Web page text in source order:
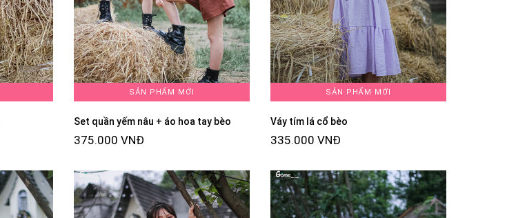
SẢN PHẨM MỚI
Set quần yếm nâu + áo hoa tay bèo
375.000 VNĐ
SẢN PHẨM MỚI
Váy tím lá cổ bèo
335.000 VNĐ